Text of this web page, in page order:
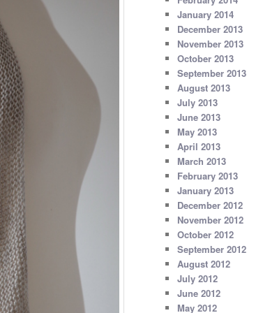
January 2014
December 2013
November 2013
October 2013
September 2013
August 2013
July 2013
June 2013
May 2013
April 2013
March 2013
February 2013
January 2013
December 2012
November 2012
October 2012
September 2012
August 2012
July 2012
June 2012
May 2012